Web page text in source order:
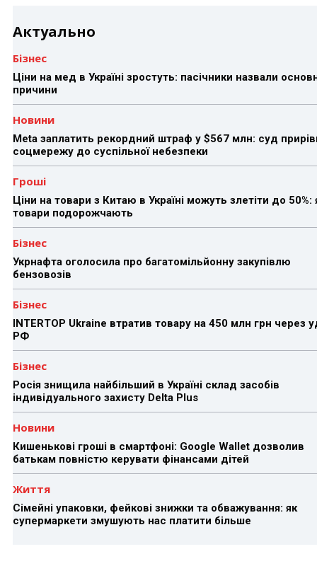
Актуально
Бізнес
Ціни на мед в Україні зростуть: пасічники назвали
причини
Новини
Meta заплатить рекордний штраф у $567 млн: суд
соцмережу до суспільної небезпеки
Гроші
Ціни на товари з Китаю в Україні можуть злетіти до 50%:
товари подорожчають
Бізнес
Укрнафта оголосила про багатомільйонну закупівлю
бензовозів
Бізнес
INTERTOP Ukraine втратив товару на 450 млн грн через
РФ
Бізнес
Росія знищила найбільший в Україні склад засобів
індивідуального захисту Delta Plus
Новини
Кишенькові гроші в смартфоні: Google Wallet дозволив
батькам повністю керувати фінансами дітей
Життя
Сімейні упаковки, фейкові знижки та обважування: як
супермаркети змушують нас платити більше